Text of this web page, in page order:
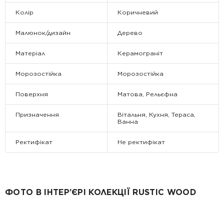
Колір Коричневий
Малюнок/дизайн Дерево
Матеріал Керамограніт
Морозостійка Морозостійка
Поверхня Матова, Рельєфна
Призначення
Вітальня, Кухня, Тераса,
Ванна
Ректифікат Не ректифікат
ФОТО В ІНТЕР’ЄРІ КОЛЕКЦІЇ RUSTIC WOOD